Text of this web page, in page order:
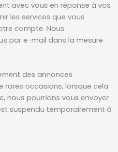
avec vous en réponse à vos
les services que vous
compte. Nous
par e-mail dans la mesure
des annonces
rares occasions, lorsque cela
nous pourrions vous envoyer
suspendu temporairement à